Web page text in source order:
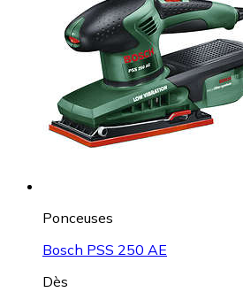
Ponceuses
Bosch PSS 250 AE
Dès